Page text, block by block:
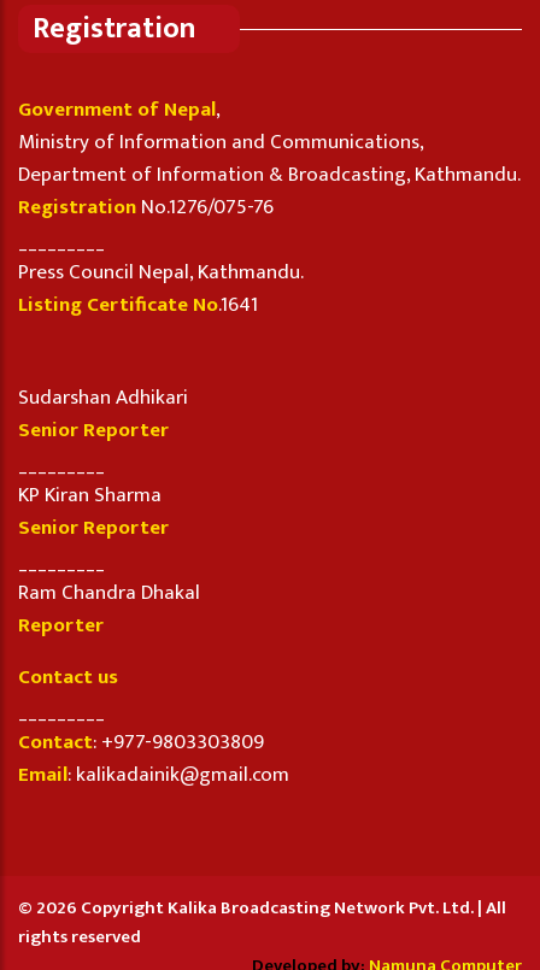
Registration
Government of Nepal,
Ministry of Information and Communications,
Department of Information & Broadcasting, Kathmandu.
RegistrationNo.1276/075-76
Press Council Nepal, Kathmandu.
Listing Certificate No.1641
Sudarshan Adhikari
Senior Reporter
KP Kiran Sharma
Senior Reporter
Ram Chandra Dhakal
Reporter
Contact us
Contact: +977-9803303809
Email: kalikadainik@gmail.com
© 2026 Copyright Kalika Broadcasting Network Pvt. Ltd. | All
rights reserved